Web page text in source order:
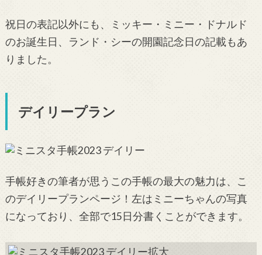
祝日の表記以外にも、ミッキー・ミニー・ドナルド
のお誕生日、ランド・シーの開園記念日の記載もあ
りました。
デイリープラン
手帳好きの筆者が思うこの手帳の最大の魅力は、こ
のデイリープランページ！左はミニーちゃんの写真
になっており、全部で15日分書くことができます。